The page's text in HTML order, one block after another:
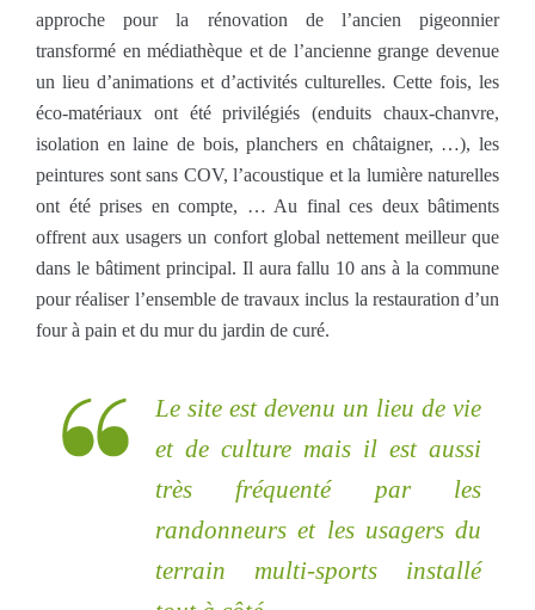
approche pour la rénovation de l’ancien pigeonnier
transformé en médiathèque et de l’ancienne grange devenue
un lieu d’animations et d’activités culturelles. Cette fois, les
éco-matériaux ont été privilégiés (enduits chaux-chanvre,
isolation en laine de bois, planchers en châtaigner, …), les
peintures sont sans COV, l’acoustique et la lumière naturelles
ont été prises en compte, … Au final ces deux bâtiments
offrent aux usagers un confort global nettement meilleur que
dans le bâtiment principal. Il aura fallu 10 ans à la commune
pour réaliser l’ensemble de travaux inclus la restauration d’un
four à pain et du mur du jardin de curé.
Le site est devenu un lieu de vie
et de culture mais il est aussi
très fréquenté par les
randonneurs et les usagers du
terrain multi-sports installé